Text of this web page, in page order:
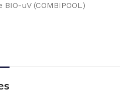
BIO-uV (COMBIPOOL)